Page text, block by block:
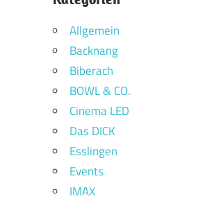
Allgemein
Backnang
Biberach
BOWL & CO.
Cinema LED
Das DICK
Esslingen
Events
IMAX